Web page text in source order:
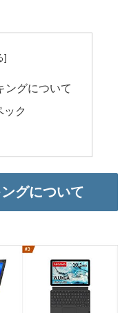
ングについて
ック
グについて